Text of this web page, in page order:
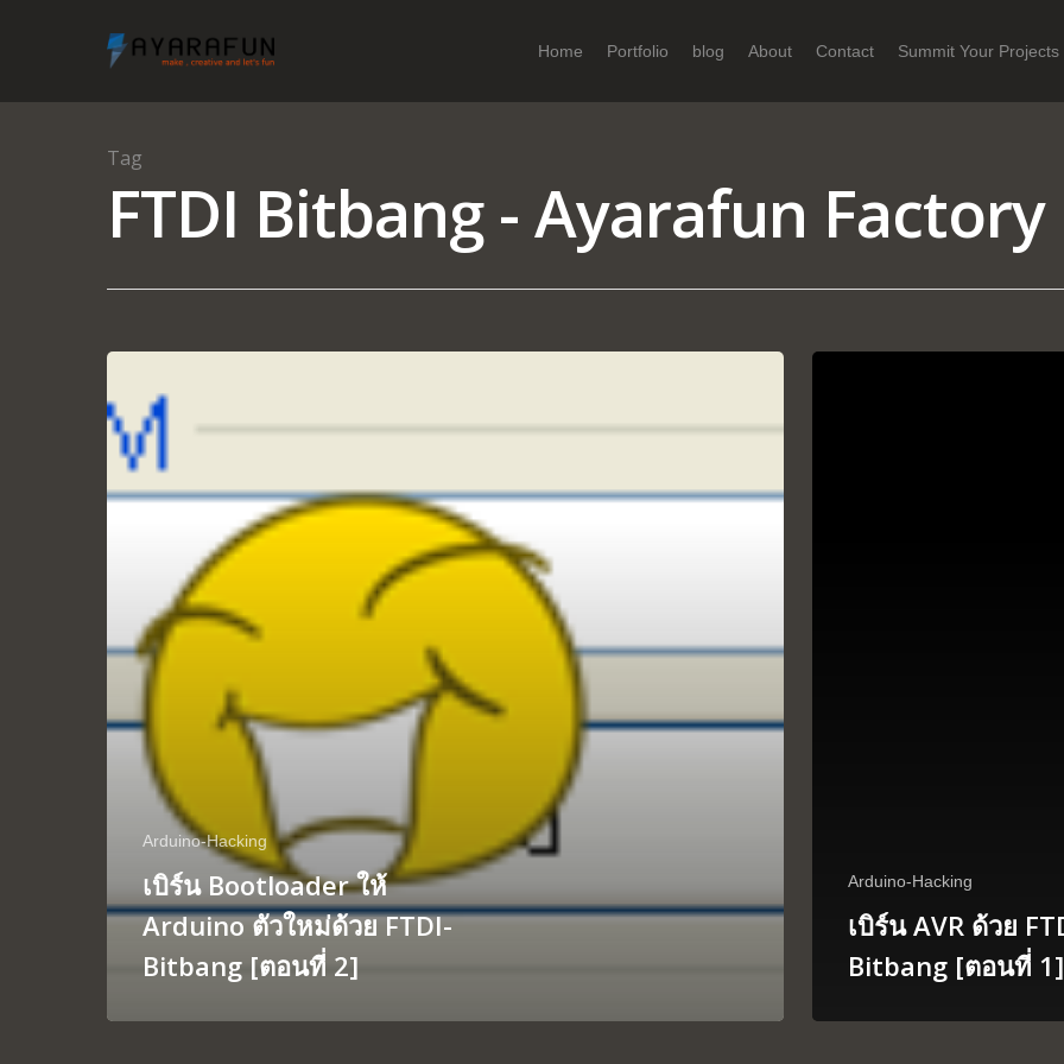
Home Portfolio blog About Contact Summit Your Projects
Tag
FTDI Bitbang - Ayarafun Factory
Arduino-Hacking
เบิร์น Bootloader ให้
Arduino ตัวใหม่ด้วย FTDI-
Bitbang [ตอนที่ 2]
Arduino-Hacking
เบิร์น AVR ด้วย
Bitbang [ตอนที่ 1]